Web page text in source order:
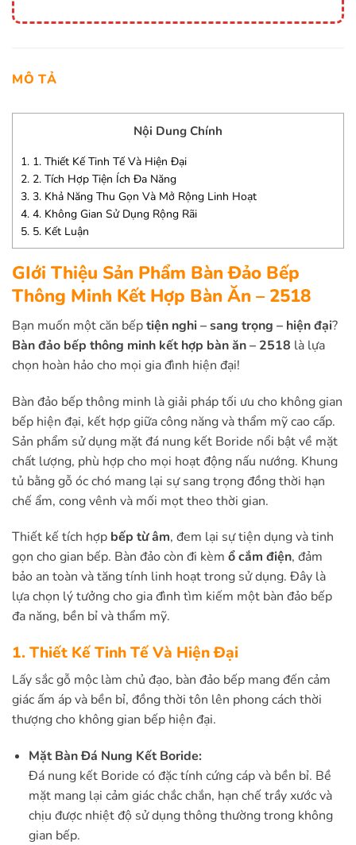
MÔ TẢ
Nội Dung Chính
1. 1. Thiết Kế Tinh Tế Và Hiện Đại
2. 2. Tích Hợp Tiện Ích Đa Năng
3. 3. Khả Năng Thu Gọn Và Mở Rộng Linh Hoạt
4. 4. Không Gian Sử Dụng Rộng Rãi
5. 5. Kết Luận
GIới Thiệu Sản Phẩm Bàn Đảo Bếp
Thông Minh Kết Hợp Bàn Ăn – 2518
Bạn muốn một căn bếptiện nghi – sang trọng – hiện đại?
Bàn đảo bếp thông minh kết hợp bàn ăn – 2518 là lựa
chọn hoàn hảo cho mọi gia đình hiện đại!
Bàn đảo bếp thông minh là giải pháp tối ưu cho không gian
bếp hiện đại, kết hợp giữa công năng và thẩm mỹ cao cấp.
Sản phẩm sử dụng mặt đá nung kết Boride nổi bật về mặt
chất lượng, phù hợp cho mọi hoạt động nấu nướng. Khung
tủ bằng gỗ óc chó mang lại sự sang trọng đồng thời hạn
chế ẩm, cong vênh và mối mọt theo thời gian.
Thiết kế tích hợp bếp từ âm, đem lại sự tiện dụng và tinh
gọn cho gian bếp. Bàn đảo còn đi kèm ổ cắm điện, đảm
bảo an toàn và tăng tính linh hoạt trong sử dụng. Đây là
lựa chọn lý tưởng cho gia đình tìm kiếm một bàn đảo bếp
đa năng, bền bỉ và thẩm mỹ.
1. Thiết Kế Tinh Tế Và Hiện Đại
Lấy sắc gỗ mộc làm chủ đạo, bàn đảo bếp mang đến cảm
giác ấm áp và bền bỉ, đồng thời tôn lên phong cách thời
thượng cho không gian bếp hiện đại.
Mặt Bàn Đá Nung Kết Boride:
Đá nung kết Boride có đặc tính cứng cáp và bền bỉ. Bề
mặt mang lại cảm giác chắc chắn, hạn chế trầy xước và
chịu được nhiệt độ sử dụng thông thường trong không
gian bếp.